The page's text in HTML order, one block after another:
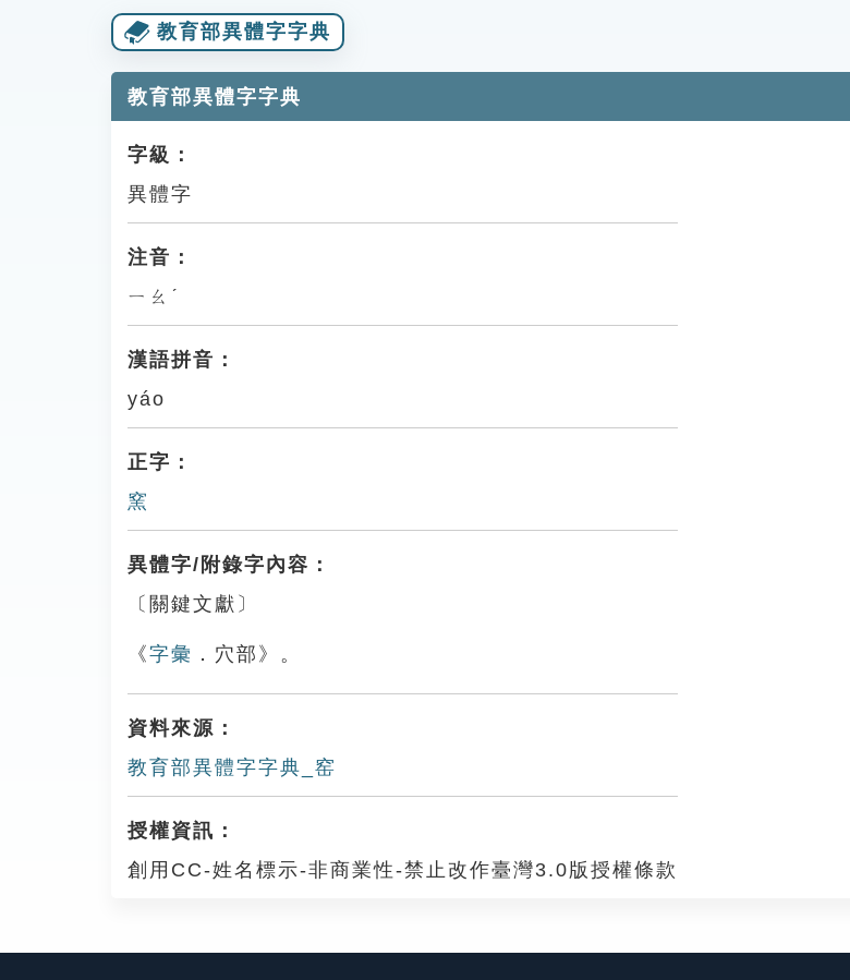
教育部異體字字典
教育部異體字字典
字級：
異體字
注音：
ㄧㄠˊ
漢語拼音：
yáo
正字：
窯
異體字/附錄字內容：
〔關鍵文獻〕
《字彙 ．穴部》。
資料來源：
教育部異體字字典_窑
授權資訊：
創用CC-姓名標示-非商業性-禁止改作臺灣3.0版授權條款